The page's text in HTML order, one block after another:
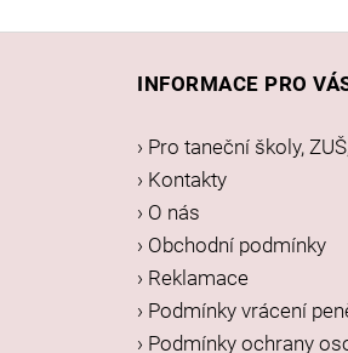
INFORMACE PRO
› Pro taneční školy,
› Kontakty
› O nás
› Obchodní podmínky
› Reklamace
› Podmínky vrácení
› Podmínky ochrany